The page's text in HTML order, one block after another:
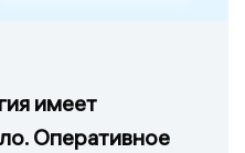
имеет
Оперативное